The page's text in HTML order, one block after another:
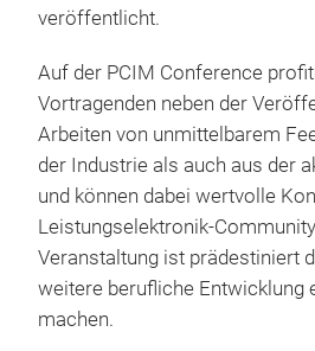
veröffentlicht.
Auf der PCIM Conference
Vortragenden neben der
Arbeiten von unmittelbarem
der Industrie als auch aus der
und können dabei wertvolle
Leistungselektronik-
Veranstaltung ist prädestiniert
weitere berufliche Entwicklung
machen.